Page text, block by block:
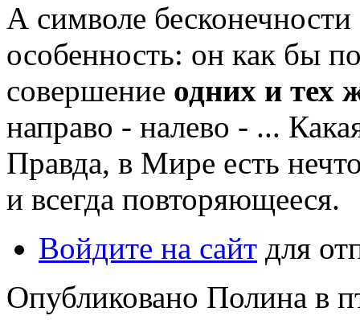
А символе
особенность: он как бы
совершение одних и тех
направо - налево - ...
Правда, в Мире есть
и всегда повторяющееся.
Войдите на сайт для
Опубликовано Полина в